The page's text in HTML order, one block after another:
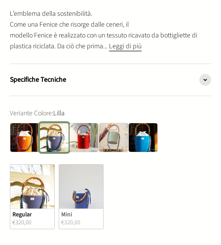
L’emblema della sostenibilità.
Come una Fenice che risorge dalle ceneri, il
modello Fenice è realizzato con un tessuto ricavato da bottigliette di
plastica riciclata. Da ciò che prima... Leggi di più
Specifiche Tecniche
Veriante Colore:Lilla
Arancione
Lilla Rosso Verde SalviaAzzurro
Regular
€320,00
Mini
€320,00